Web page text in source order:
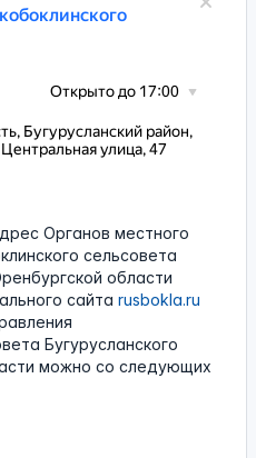
Органов местного
сельсовета
области
сайта rusbokla.ru
Бугурусланского
можно со следующих